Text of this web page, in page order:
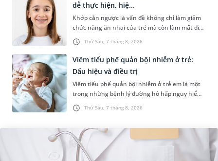
Thứ Sáu, 7 tháng 8, 2026
dễ thực hiện, hiệ...
Khớp cắn ngược là vấn đề không chỉ làm giảm
chức năng ăn nhai của trẻ mà còn làm mất đi
sự cân đối của khuôn mặt. Do đó, cần khắc
phục sớm tình trạng này để...
Thứ Sáu, 7 tháng 8, 2026
Viêm tiểu phế quản bội nhiễm ở trẻ:
Dấu hiệu và điều trị
Viêm tiểu phế quản bội nhiễm ở trẻ em là một
trong những bệnh lý đường hô hấp nguy hiểm,
thường bùng phát vào thời điểm giao mùa. Khi
những tổn thương ban đầ...